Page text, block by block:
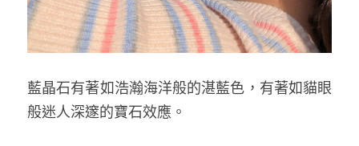
藍晶石有著如浩瀚海洋般的湛藍色，有著如貓眼
般迷人深邃的寶石效應。